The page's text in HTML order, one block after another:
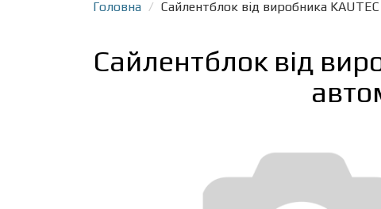
Головна Сайлентблок від виробника
Сайлентблок від